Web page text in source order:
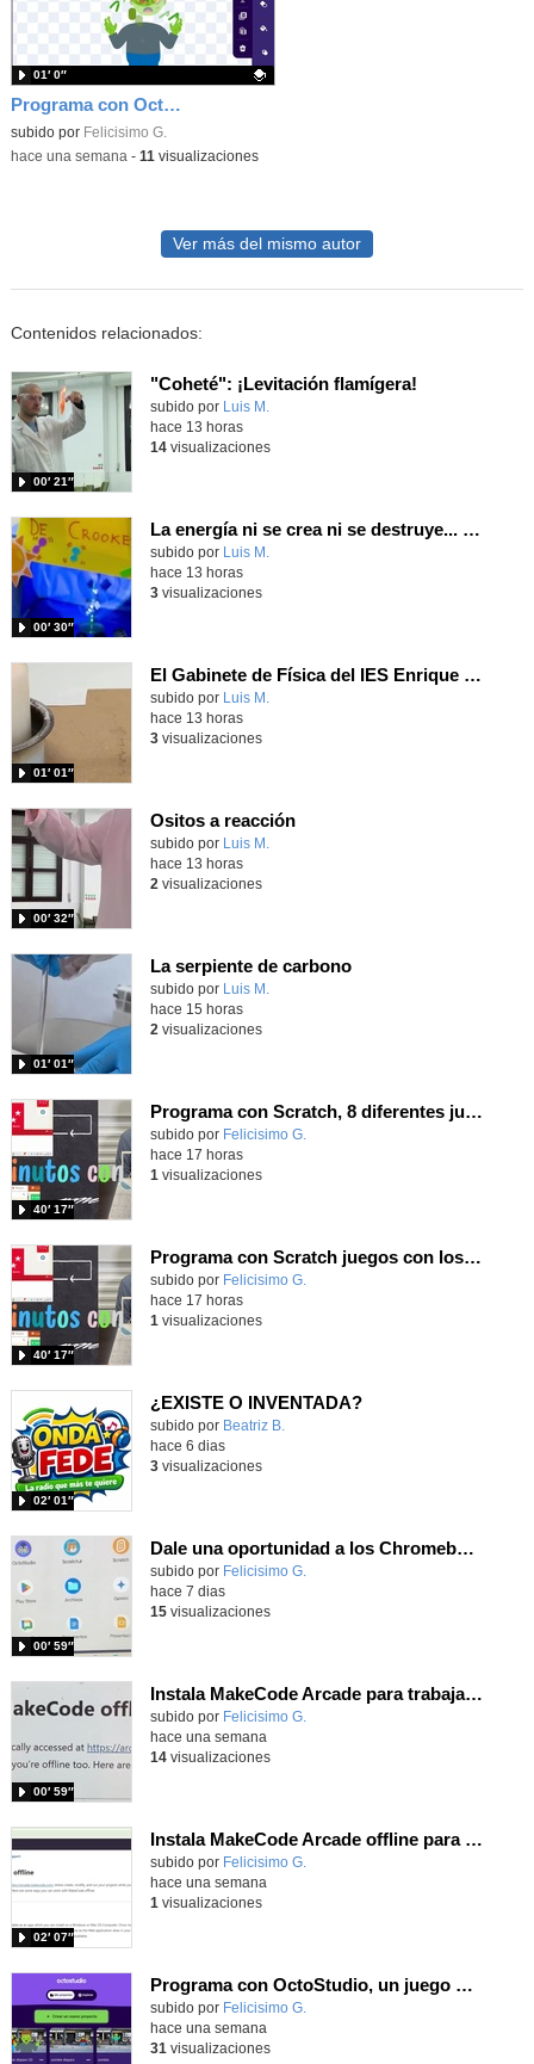
Programa con OctoStudio, un juego homenajeando al House of the dead con Zombies
Contenido educativo.
subido por Felicisimo G.
01′ 0″
-hace una semana - 11 visualizaciones
Ver más del mismo autor
Contenidos relacionados:
"Coheté": ¡Levitación flamígera!
Contenido educativo.
subido por Luis M.
00′ 21″
hace 13 horas
14visualizaciones
La energía ni se crea ni se destruye... ¡se experimenta! El Tierno en la Feria Madrid es Ciencia 2026
Contenido educativo.
subido por Luis M.
00′ 30″
hace 13 horas
3visualizaciones
El Gabinete de Física del IES Enrique Tierno Galván de Parla (Curso 25-26)
Contenido educativo.
subido por Luis M.
01′ 01″
hace 13 horas
3visualizaciones
Ositos a reacción
Contenido educativo.
subido por Luis M.
00′ 32″
hace 13 horas
2 visualizaciones
La serpiente de carbono
Contenido educativo.
subido por Luis M.
01′ 01″
hace 15 horas
2 visualizaciones
Programa con Scratch, 8 diferentes juegos para vivir la emoción de los partidos de España en el mundial 2026
Contenido educativo.
subido por Felicisimo G.
40′ 17″
hace 17 horas
1 visualizaciones
Programa con Scratch juegos con los partidos del mundial 2026 ganados por España
Contenido educativo.
subido por Felicisimo G.
40′ 17″
hace 17 horas
1 visualizaciones
¿EXISTE O INVENTADA?
Contenido educativo.
subido por Beatriz B.
02′ 01″
hace 6 dias
3visualizaciones
Dale una oportunidad a los Chromebooks y utiliza un proyector para realizar talleres si no tienes pantallas táctiles
Contenido educativo.
subido por Felicisimo G.
00′ 59″
hace 7 dias
15visualizaciones
Instala MakeCode Arcade para trabajar offline en tu tablet, ordenador, Chromebook
Contenido educativo.
subido por Felicisimo G.
00′ 59″
hace una semana
14visualizaciones
Instala MakeCode Arcade offline para programar grandes juegos sin necesidad de Internet
Contenido educativo.
subido por Felicisimo G.
02′ 07″
hace una semana
1 visualizaciones
Programa con OctoStudio, un juego de disparos contra Zombies con un cargador basado en el House of the dead
Contenido educativo.
subido por Felicisimo G.
hace una semana
31 visualizaciones